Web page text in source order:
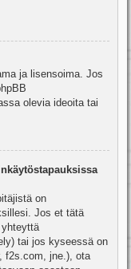
ja lisensoima. Jos
olevia ideoita tai
on
Jos et tätä
) tai jos kyseessä on
f2s.com, jne.), ota